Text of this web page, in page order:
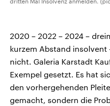
2020 – 2022 – 2024 –
kurzem Abstand insolvent
nicht. Galeria Karstadt
Exempel gesetzt. Es hat
den vorhergehenden
gemacht, sondern die